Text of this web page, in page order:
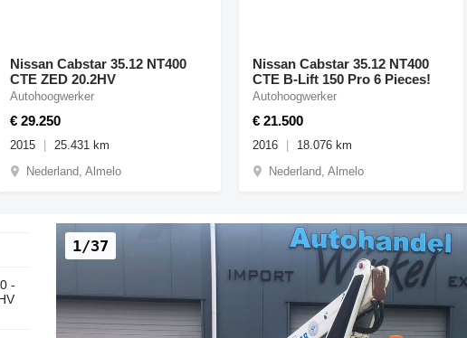
Nissan Cabstar 35.12 NT400
CTE ZED 20.2HV
€ 29.250
Autohoogwerker
2015
25.431 km
Nederland, Almelo
Nissan Cabstar 35.12 NT400
CTE B-Lift 150 Pro 6 Pieces!
€ 21.500
Autohoogwerker
2016
18.076 km
Nederland, Almelo
1/37
-